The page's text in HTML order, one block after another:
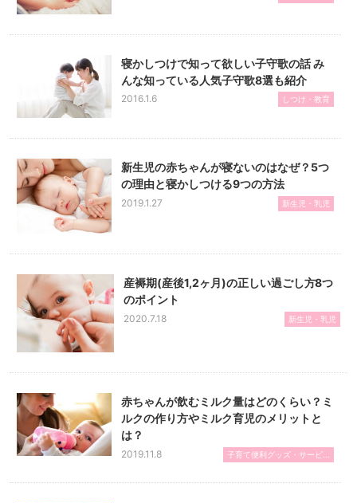
寝かしつけで知って欲しい子守歌の話 み
んな知っている人気子守歌8選も紹介
2016.1.6 しつけ・教育
新生児の赤ちゃんが寝ないのはなぜ？5つ
の理由と寝かしつける9つの方法
2019.1.27 新生児・乳児
産褥期(産後1,2ヶ月)の正しい過ごし方8つ
のポイント
2020.7.18 新生児・乳児
赤ちゃんが飲むミルク量はどのくらい？ミ
ルクの作り方やミルク育児のメリットと
は？
2019.11.8 子育て便利グッズ・サービ...